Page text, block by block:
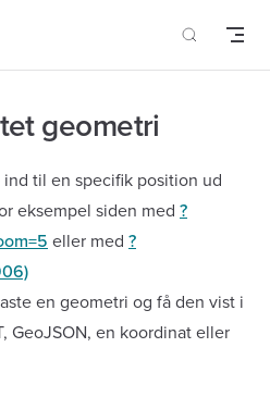
geometri
til en specifik position ud
eksempel siden med ?
eller med ?
en geometri og få den vist i
GeoJSON, en koordinat eller